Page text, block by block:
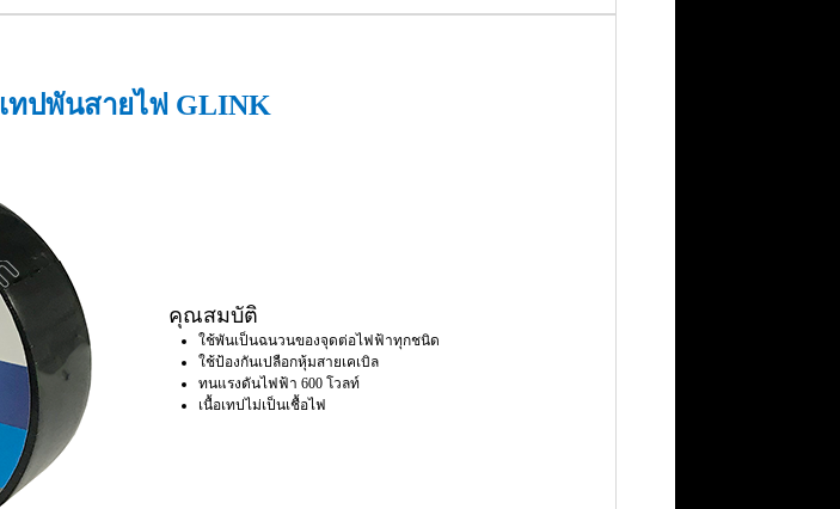
เทปพันสายไฟ GLINK
คุณสมบัติ
ใช้พันเป็นฉนวนของจุดต่อไฟฟ้าทุกชนิด
ใช้ป้องกันเปลือกหุ้มสายเคเบิล
ทนแรงดันไฟฟ้า 600 โวลท์
เนื้อเทปไม่เป็นเชื้อไฟ